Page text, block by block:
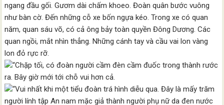
ngang đầu gối. Gươm dài chấm khoeo. Đoàn quân bước vuông
như bàn cờ. Đến những cỗ xe bốn ngựa kéo. Trong xe có quan
năm, quan sáu võ, có cả ông bảy toàn quyền Đông Dương. Các
quan ngồi, mắt nhìn thẳng. Những cánh tay và cầu vai lon vàng
lon đỏ rực rỡ.
“Chặp tối, có đoàn người cầm đèn cầm đuốc trong thành rước
ra. Bây giờ mới tới chỗ vui hơn cả.
“Vui nhất khi một tiểu đoàn trá hình diễu qua. Đây là mấy trăm
người lính tập An nam mặc giả thành người phụ nữ da đen nước